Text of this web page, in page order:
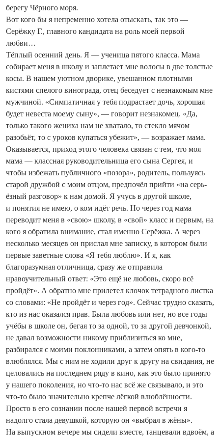
берегу Чёрного моря.
Вот кого бы я непременно хотела отыскать, так это —
Серёжку Г., главного кандидата на роль моей первой
любви…
Тёплый осенний день. Я — ученица пятого класса. Мама
собирает меня в школу и заплетает мне волосы в две толстые
косы. В нашем уютном дворике, увешанном плотными
кистями спелого винограда, отец беседует с незнакомым мне
мужчиной. «Симпатичная у тебя подрастает дочь, хорошая
будет невеста моему сыну», — говорит незнакомец. «Да,
только такого жениха нам не хватало, то стекло мячом
разобьёт, то с уроков купаться убежит», — возражает мама.
Оказывается, приход этого человека связан с тем, что моя
мама — классная руководительница его сына Сергея, и
чтобы избежать публичного «позора», родитель, пользуясь
старой дружбой с моим отцом, предпочёл прий­ти «на серь­
ёзный разговор» к нам домой. Я учусь в другой школе,
и понятия не имею, о ком идёт речь. Но через год мама
переводит меня в «свою» школу, в «свой» класс и первым, на
кого я обратила внимание, стал именно Серёжка. А через
несколько месяцев он прислал мне записку, в котором были
первые заветные слова «Я тебя люблю». И я, как
благоразумная отличница, сразу же отправила
нравоучительный ответ: «Это ещё не любовь, скоро всё
пройдёт». А обратно мне прилетел клочок тетрадного листка
со словами: «Не пройдёт и через год». Сейчас трудно сказать,
кто из нас оказался прав. Была любовь или нет, но все годы
учёбы в школе он, бегая то за одной, то за другой девчонкой,
не давал возможности никому приблизиться ко мне,
разбирался с моими поклонниками, а затем опять в кого-то
влюблялся. Мы с ним не ходили друг к другу на свидания, не
целовались на последнем ряду в кино, как это было принято
у нашего поколения, но что-то нас всё же связывало, и это
что-то было значительно крепче лёгкой влюблённости.
Просто в его сознании после нашей первой встречи я
надолго стала девушкой, которую он «выбрал в жёны».
На выпускном вечере мы сидели вместе, танцевали вдвоём, а